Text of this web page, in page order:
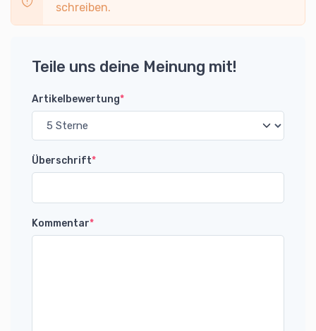
schreiben.
Teile uns deine Meinung mit!
Artikelbewertung*
Überschrift*
Kommentar*